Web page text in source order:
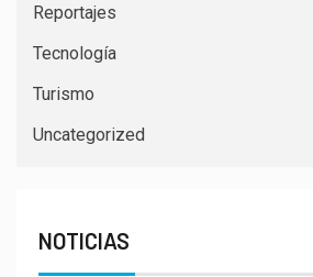
Reportajes
Tecnología
Turismo
Uncategorized
NOTICIAS